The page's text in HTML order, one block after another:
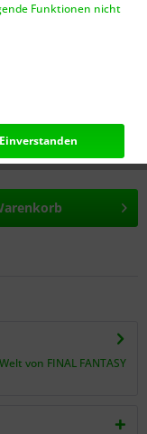
40€!)
von FINAL FANTASY
Funktionen nicht
Einverstanden